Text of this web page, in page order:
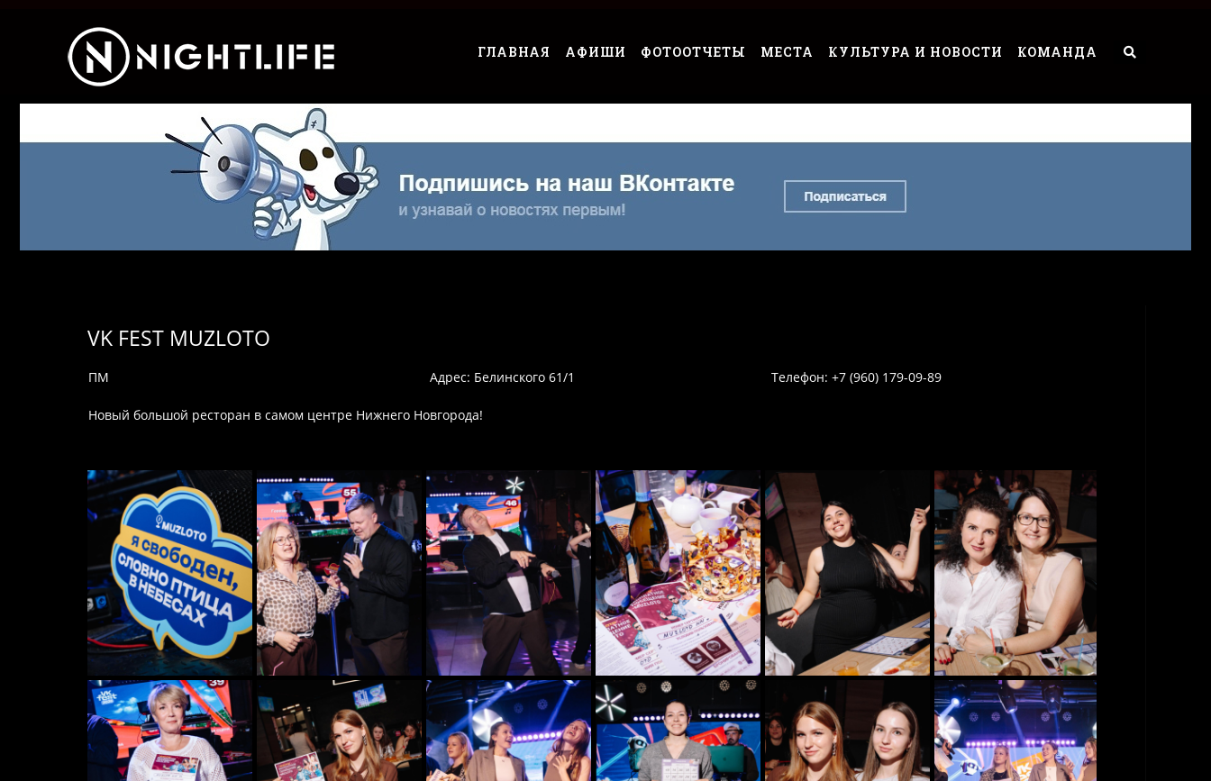
ГЛАВНАЯ АФИШИ ФОТООТЧЕТЫ МЕСТА КУЛЬТУРА И НОВОСТИ КОМАНДА
VK FEST MUZLOTO
ПМ Адрес: Белинского 61/1 Телефон: +7 (960) 179-09-89
Новый большой ресторан в самом центре Нижнего Новгорода!